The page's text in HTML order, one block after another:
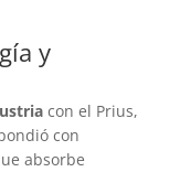
y
con el Prius,
con
absorbe